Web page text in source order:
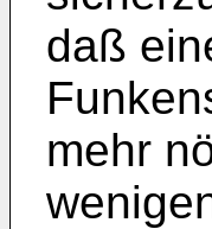
daß
mehr